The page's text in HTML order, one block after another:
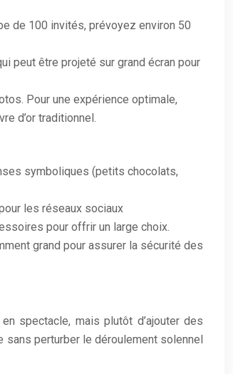
de 100 invités, prévoyez environ 50
peut être projeté sur grand écran pour
Pour une expérience optimale,
d’or traditionnel.
symboliques (petits chocolats,
les réseaux sociaux
pour offrir un large choix.
grand pour assurer la sécurité des
spectacle, mais plutôt d’ajouter des
sans perturber le déroulement solennel